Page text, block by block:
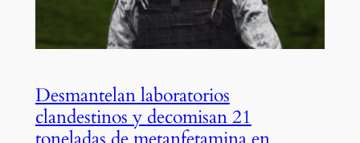
Desmantelan laboratorios
clandestinos y decomisan 21